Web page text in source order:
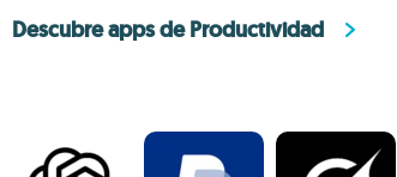
Descubre apps de Productividad